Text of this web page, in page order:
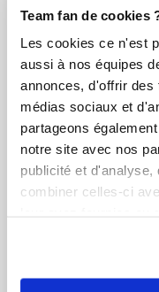
Team fan de cookies
Les cookies ce n'est
aussi à nos équipes
annonces, d'offrir des
médias sociaux et
partageons
notre site avec nos
publicité et d'analyse,
combiner celles-ci